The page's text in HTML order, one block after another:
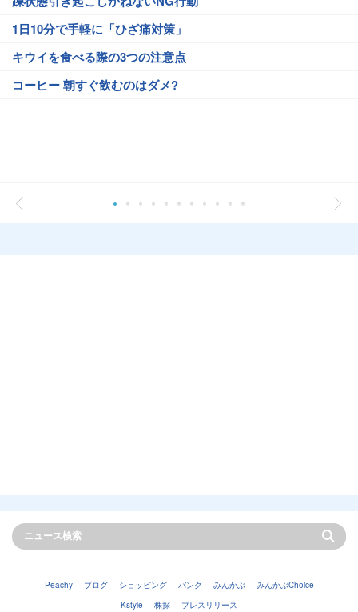
1日10分で手軽に「ひざ痛対策」
キウイを食べる際の3つの注意点
コーヒー 朝すぐ飲むのはダメ?
Peachy ブログ ショッピング バンク みんかぶ
みんかぶChoice
Kstyle
株探 プレスリリース